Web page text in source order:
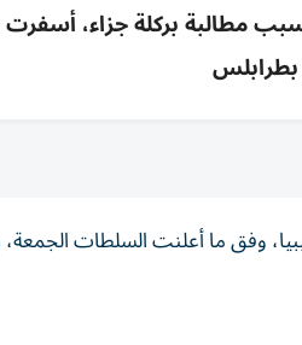
مطالبة بركلة جزاء،
ما أعلنت السلطات الجمعة،